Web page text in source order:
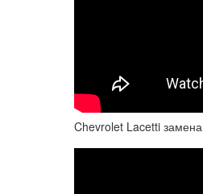
Chevrolet Lacetti